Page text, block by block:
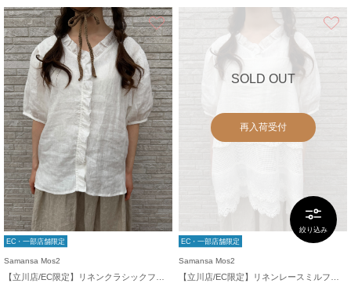
絞り込み
お気に入り
EC・一部店舗限定
Samansa Mos2
SOLD OUT
再入荷受付
EC・一部店舗限定
Samansa Mos2